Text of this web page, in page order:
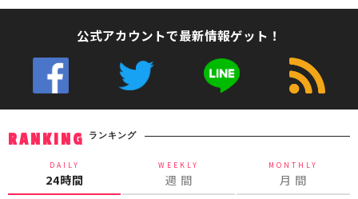
公式アカウントで最新情報ゲット！
RANKING ランキング
DAILY
24時間
WEEKLY
週 間
MONTHLY
月 間